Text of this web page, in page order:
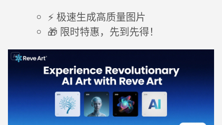
⚡ 极速生成高质量图片
🎁 限时特惠，先到先得！